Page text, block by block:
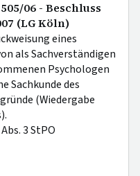
06 - Beschluss
(LG Köln)
eines
als Sachverständigen
Psychologen
Sachkunde des
(Wiedergabe
Abs. 3 StPO